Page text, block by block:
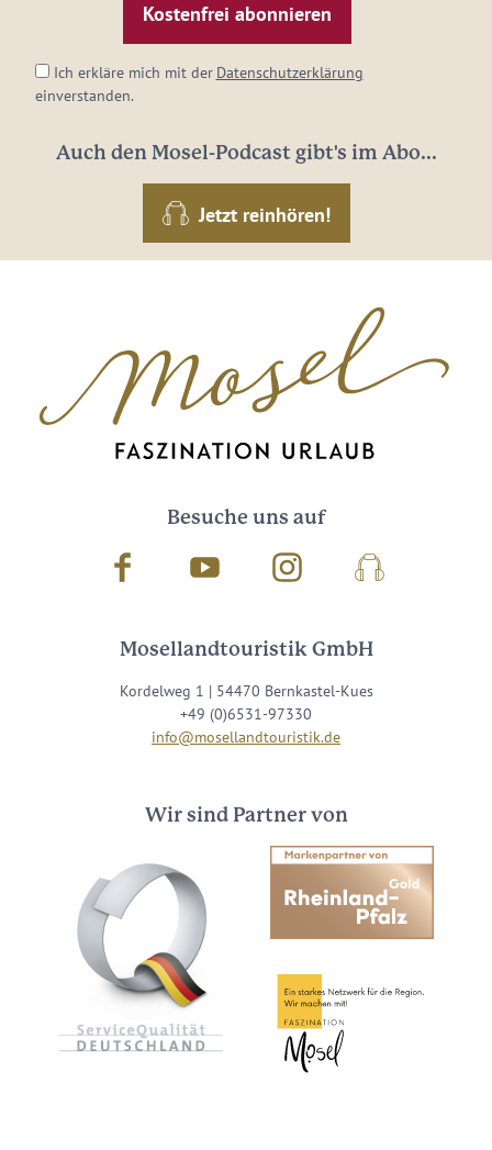
Adresse:
Ich erkläre mich mit der Datenschutzerklärung
einverstanden.
Auch den Mosel-Podcast gibt's im Abo...
Jetzt reinhören!
Besuche uns auf
Facebook Youtube InstagramPodcast
Mosellandtouristik GmbH
Kordelweg 1 | 54470 Bernkastel-Kues
+49 (0)6531-97330
info@mosellandtouristik.de
Wir sind Partner von